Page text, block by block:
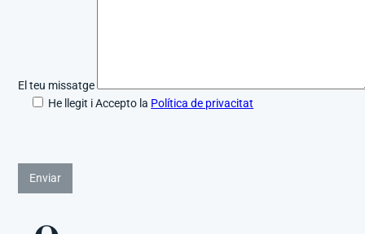
El teu missatge
He llegit i Accepto la Política de privacitat